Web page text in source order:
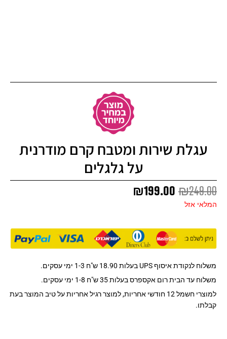
עגלת שירות ומטבח קרם מודרנית
על גלגלים
₪249.00 המחיר₪199.00
המלאי אזל
משלוח לנקודת איסוף UPS בעלות 18.90 ש"ח 1-3 ימי עסקים.
משלוח עד הבית רום אקספרס בעלות 35 ש"ח 1-8 ימי עסקים.
למוצרי חשמל 12 חודשי אחריות, למוצר רגיל אחריות על טיב המוצר בעת
קבלתו.